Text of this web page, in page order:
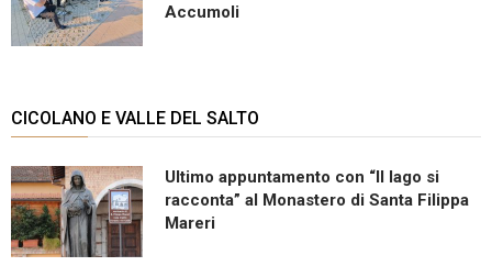
Accumoli
CICOLANO E VALLE DEL SALTO
Ultimo appuntamento con “Il lago si
racconta” al Monastero di Santa Filippa
Mareri